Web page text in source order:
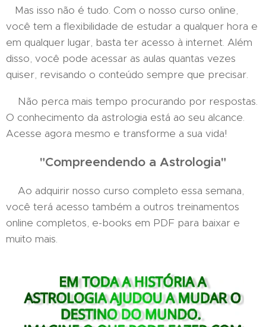
Mas isso não é tudo. Com o nosso curso online,
você tem a flexibilidade de estudar a qualquer hora e
em qualquer lugar, basta ter acesso à internet. Além
disso, você pode acessar as aulas quantas vezes
quiser, revisando o conteúdo sempre que precisar.
Não perca mais tempo procurando por respostas.
O conhecimento da astrologia está ao seu alcance.
Acesse agora mesmo e transforme a sua vida!
"Compreendendo a Astrologia"
Ao adquirir nosso curso completo essa semana,
você terá acesso também a outros treinamentos
online completos, e-books em PDF para baixar e
muito mais.